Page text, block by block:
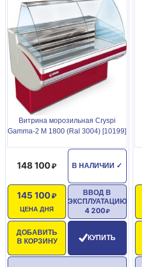
Витрина морозильная Cryspi
Gamma-2 М 1800 (Ral 3004) [10199]
В НАЛИЧИИ ✓
148 100
ЦЕНА ДНЯ
145 100
ДОБАВИТЬ
В КОРЗИНУ
ВВОД В
ЭКСПЛУАТАЦИЮ
4 200
КУПИТЬ